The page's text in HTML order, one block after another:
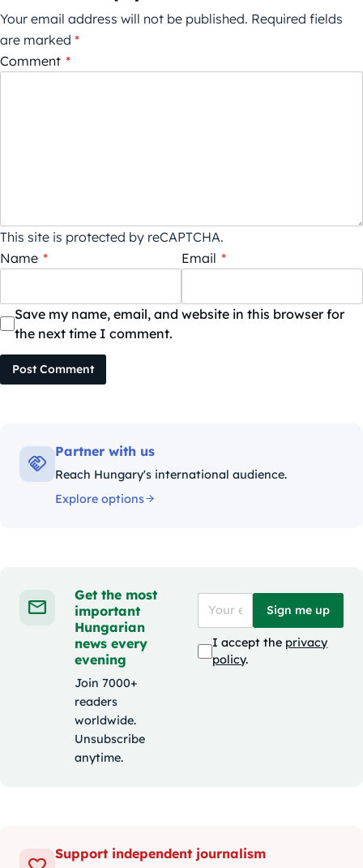
Your email address will not be published. Required fields
are marked *
Comment *
This site is protected by reCAPTCHA.
Name * Email *
Save my name, email, and website in this browser for
the next time I comment.
Post Comment
Partner with us
Reach Hungary's international audience.
Explore options
Get the most
important
Hungarian
news every
evening
Join 7000+
readers
worldwide.
Unsubscribe
anytime.
Sign me up
I accept the privacy
policy.
Support independent journalism